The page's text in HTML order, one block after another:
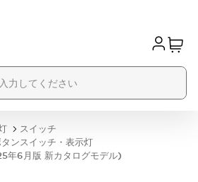
スイッチ
ンスイッチ・表示灯
6月版 新カタログモデル)